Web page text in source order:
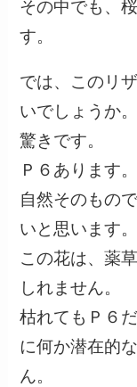
その中でも、
す。
では、このリ
いでしょうか。
驚きです。
Ｐ６あります。
自然そのもの
いと思います。
この花は、薬
しれません。
枯れてもＰ６
に何か潜在的
ん。